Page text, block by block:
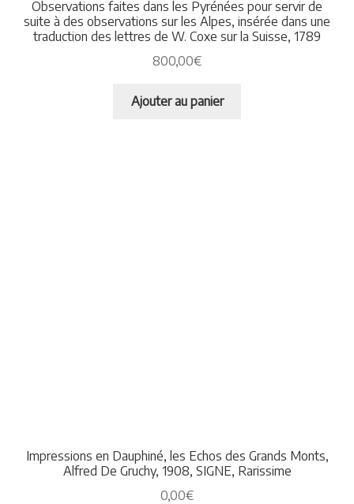
Observations faites dans les Pyrénées pour servir de
suite à des observations sur les Alpes, insérée dans une
traduction des lettres de W. Coxe sur la Suisse, 1789
800,00€
Ajouter au panier
Impressions en Dauphiné, les Echos des Grands Monts,
Alfred De Gruchy, 1908, SIGNE, Rarissime
0,00€